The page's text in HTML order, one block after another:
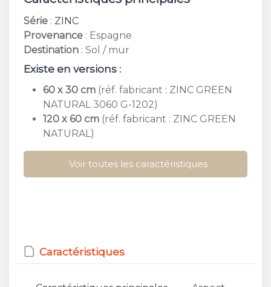
Série : ZINC
Provenance : Espagne
Destination : Sol / mur
Existe en versions :
60 x 30 cm (réf. fabricant : ZINC GREEN
NATURAL 3060 G-1202)
120 x 60 cm (réf. fabricant : ZINC GREEN
NATURAL)
Voir toutes les caractéristiques
Caractéristiques